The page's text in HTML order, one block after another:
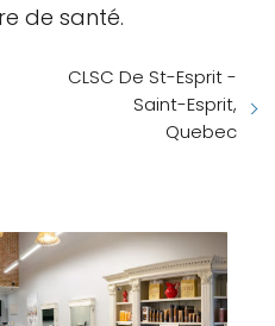
de santé.
CLSC De St-Esprit -
Saint-Esprit,
Quebec